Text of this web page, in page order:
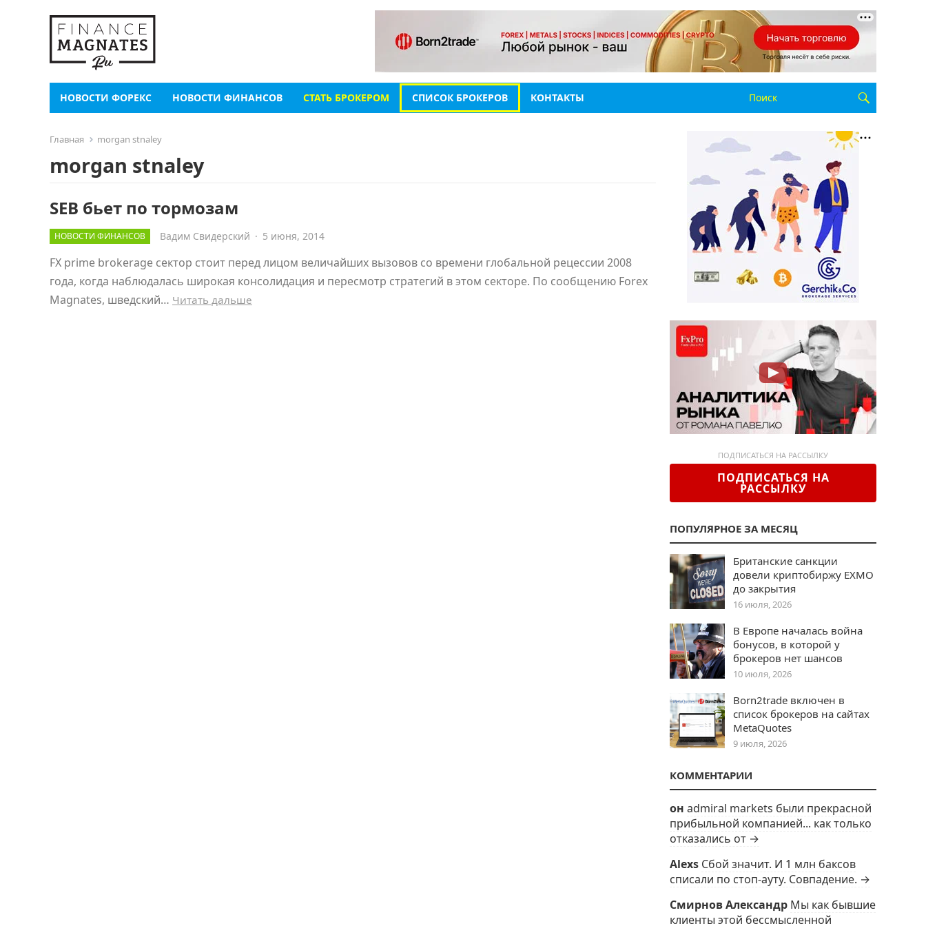
НОВОСТИ ФОРЕКС НОВОСТИ ФИНАНСОВ СТАТЬ БРОКЕРОМ СПИСОК БРОКЕРОВ КОНТАКТЫ
Главная morgan stnaley
morgan stnaley
SEB бьет по тормозам
НОВОСТИ ФИНАНСОВ Вадим Свидерский · 5 июня, 2014
FX prime brokerage сектор стоит перед лицом величайших вызовов со времени глобальной рецессии 2008
года, когда наблюдалась широкая консолидация и пересмотр стратегий в этом секторе. По сообщению Forex
Magnates, шведский… Читать дальше
ПОДПИСАТЬСЯ НА РАССЫЛКУ
ПОДПИСАТЬСЯ НА
РАССЫЛКУ
ПОПУЛЯРНОЕ ЗА МЕСЯЦ
Британские санкции
довели криптобиржу EXMO
до закрытия
16 июля, 2026
В Европе началась война
бонусов, в которой у
брокеров нет шансов
10 июля, 2026
Born2trade включен в
список брокеров на сайтах
MetaQuotes
9 июля, 2026
КОММЕНТАРИИ
он admiral markets были прекрасной
прибыльной компанией... как только
отказались от →
Alexs Сбой значит. И 1 млн баксов
списали по стоп-ауту. Совпадение. →
Смирнов Александр Мы как бывшие
клиенты этой бессмысленной